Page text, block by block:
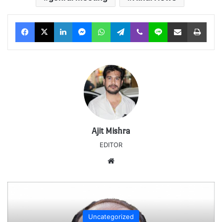
Facebook
X LinkedInMessengerWhatsAppTelegram
Viber Line Share via Email Print
Ajit Mishra
EDITOR
Uncategorized